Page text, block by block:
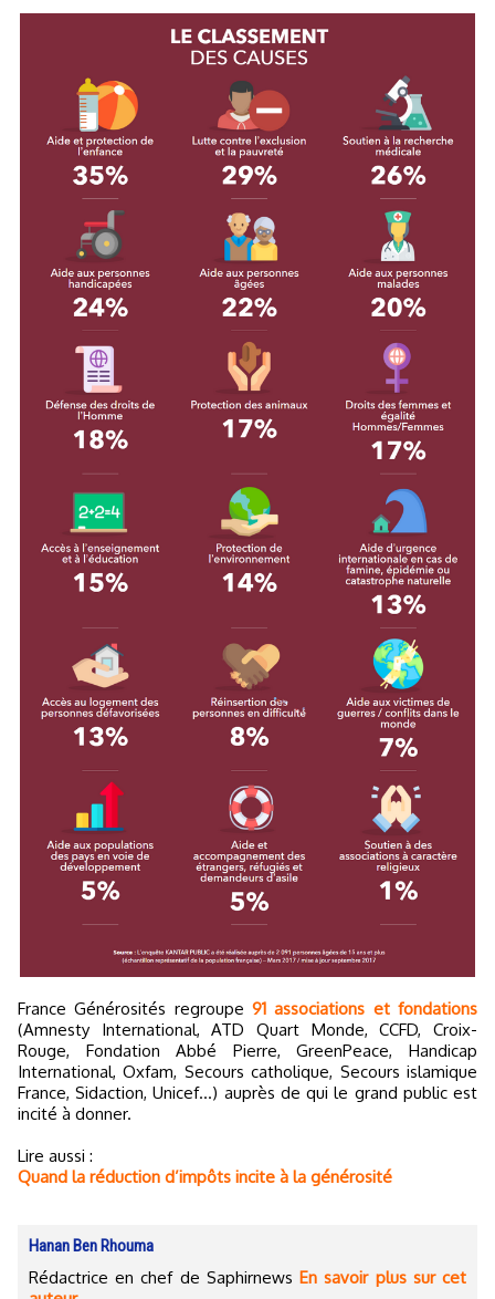
France Générosités regroupe 91 associations et fondations
(Amnesty International, ATD Quart Monde, CCFD, Croix-
Rouge, Fondation Abbé Pierre, GreenPeace, Handicap
International, Oxfam, Secours catholique, Secours islamique
France, Sidaction, Unicef...) auprès de qui le grand public est
incité à donner.
Lire aussi :
Quand la réduction d’impôts incite à la générosité
Hanan Ben Rhouma
Rédactrice en chef de SaphirnewsEn savoir plus sur cet